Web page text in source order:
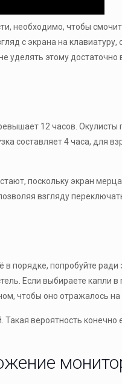
необходимо, чтобы
с экрана на
уделять этому
12 часов. Окулисты
составляет 4 часа, для
поскольку экран
взгляду
порядке, попробуйте
Если выбираете капли
чтобы оно отражалось на
вероятность